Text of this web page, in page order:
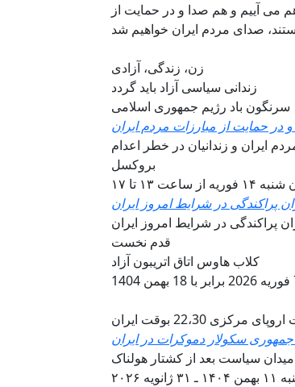
گرد هم می آییم و هم صدا و در حمایت از
زن، زندگی، آزادی
زندانی سیاسی آزاد باید گردد
سرنگون باد رژیم جمهوری اسلامی
حمایت از مبارزات مردم ایران
ایران و زندانیان در خطر اعدام
بروکسل
از ساعت ۱۳ تا ۱۷
پراکندگی در شرایط امروز ایران
پراکندگی در شرایط امروز ایران
قدم نخست
کلاب هاوس اتاق اتریبون آزاد
سکولار دموکرات در ايران
سياست بعد از کشتار هولناک
۳۱ ژانويه ۲۰۲۶